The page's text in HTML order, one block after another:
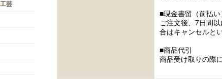
芸
■現金書留（前払い
ご注文後、7日間
合はキャンセルと
■商品代引
商品受け取りの際